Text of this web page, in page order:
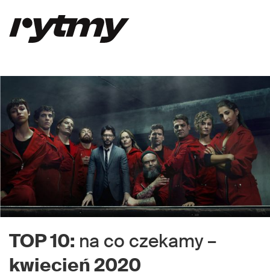
TOP 10: na co czekamy –
kwiecień 2020